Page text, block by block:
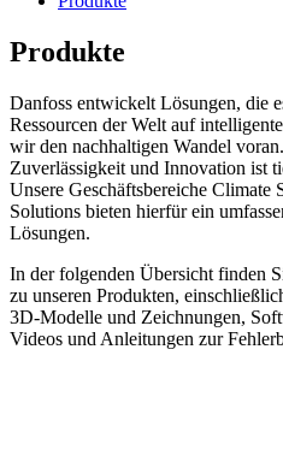
Produkte
Danfoss entwickelt Lösungen, die
Ressourcen der Welt auf
wir den nachhaltigen Wandel
Zuverlässigkeit und Innovation ist
Unsere Geschäftsbereiche
Solutions bieten hierfür ein
Lösungen.
In der folgenden Übersicht finden
zu unseren Produkten,
3D-Modelle und Zeichnungen,
Videos und Anleitungen zur